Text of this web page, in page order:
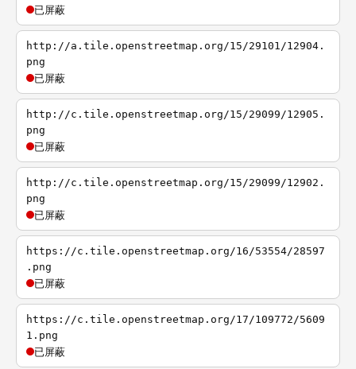
已屏蔽
http://a.tile.openstreetmap.org/15/29101/12904.
png
已屏蔽
http://c.tile.openstreetmap.org/15/29099/12905.
png
已屏蔽
http://c.tile.openstreetmap.org/15/29099/12902.
png
已屏蔽
https://c.tile.openstreetmap.org/16/53554/28597
.png
已屏蔽
https://c.tile.openstreetmap.org/17/109772/5609
1.png
已屏蔽